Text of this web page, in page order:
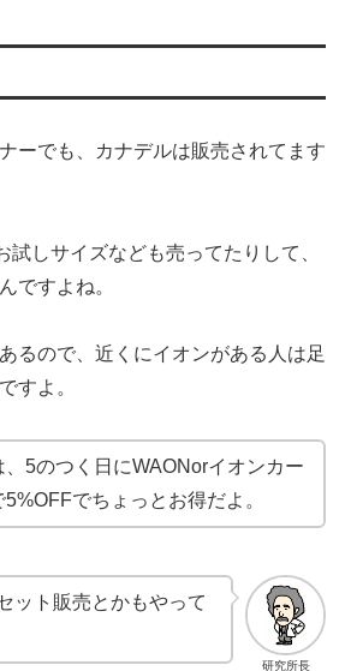
ーでも、カナデルは販売されてます
試しサイズなども売ってたりして、
ですよね。
るので、近くにイオンがある人は足
すよ。
、5のつく日にWAONorイオンカー
5%OFFでちょっとお得だよ。
研究所長
ット販売とかもやって